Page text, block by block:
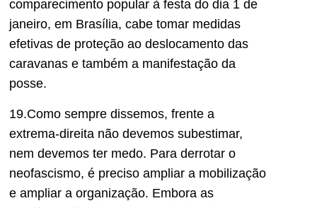
comparecimento popular à festa do dia 1 de
janeiro, em Brasília, cabe tomar medidas
efetivas de proteção ao deslocamento das
caravanas e também a manifestação da
posse.
19.Como sempre dissemos, frente a
extrema-direita não devemos subestimar,
nem devemos ter medo. Para derrotar o
neofascismo, é preciso ampliar a mobilização
e ampliar a organização. Embora as